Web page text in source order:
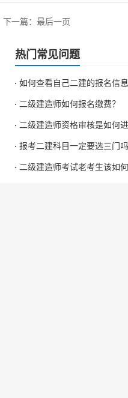
下一篇： 最后一页
热门常见问题
如何查看自己二建的报名信息
二级建造师如何报名缴费？
二级建造师资格审核是如何
报考二建科目一定要选三门吗
二级建造师考试老考生该如何